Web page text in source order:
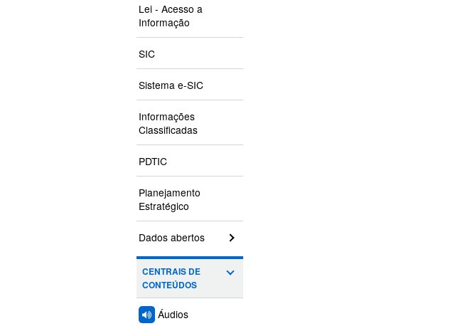
Lei - Acesso a
Informação
SIC
Sistema e-SIC
Informações
Classificadas
PDTIC
Planejamento
Estratégico
Dados abertos
CENTRAIS DE
CONTEÚDOS
Áudios